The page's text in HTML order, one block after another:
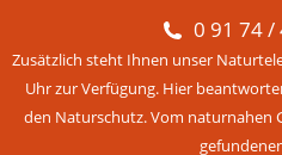
0 91 74 /
Zusätzlich steht Ihnen unser
Uhr zur Verfügung. Hier
den Naturschutz. Vom naturnahen